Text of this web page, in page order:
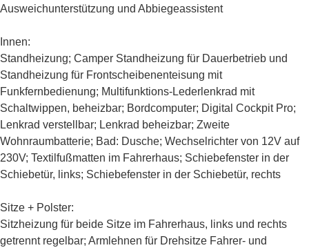
Ausweichunterstützung und Abbiegeassistent
Innen:
Standheizung; Camper Standheizung für Dauerbetrieb und
Standheizung für Frontscheibenenteisung mit
Funkfernbedienung; Multifunktions-Lederlenkrad mit
Schaltwippen, beheizbar; Bordcomputer; Digital Cockpit Pro;
Lenkrad verstellbar; Lenkrad beheizbar; Zweite
Wohnraumbatterie; Bad: Dusche; Wechselrichter von 12V auf
230V; Textilfußmatten im Fahrerhaus; Schiebefenster in der
Schiebetür, links; Schiebefenster in der Schiebetür, rechts
Sitze + Polster:
Sitzheizung für beide Sitze im Fahrerhaus, links und rechts
getrennt regelbar; Armlehnen für Drehsitze Fahrer- und